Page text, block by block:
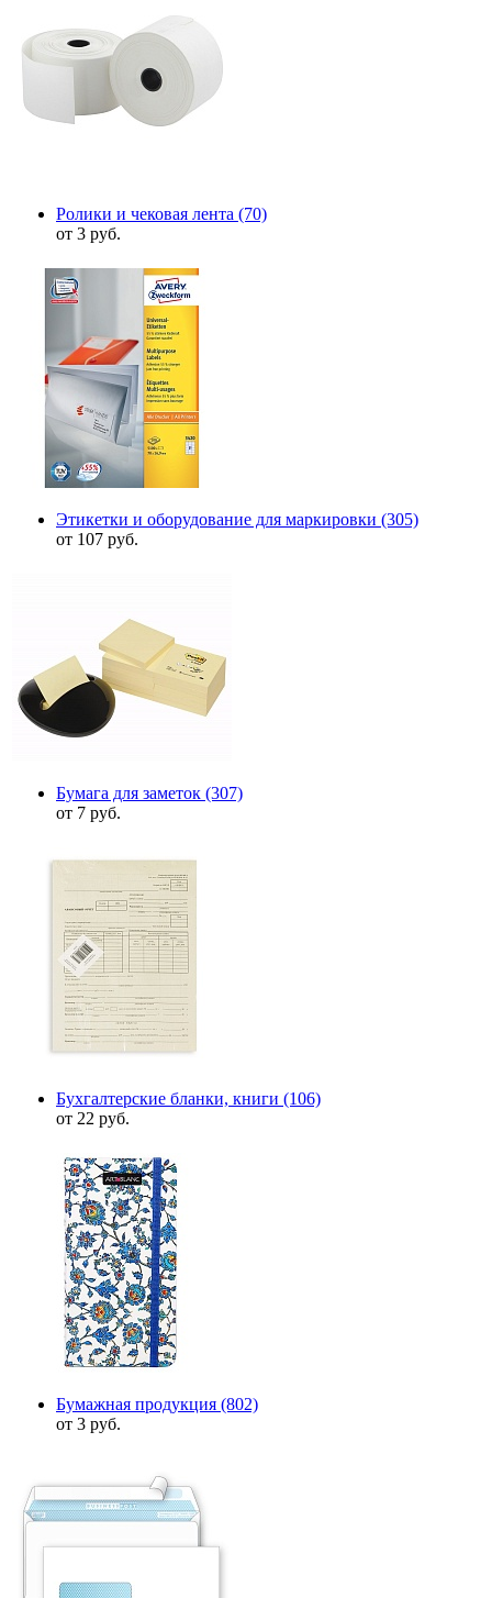
Ролики и чековая лента (70)
от 3 руб.
Этикетки и оборудование для маркировки (305)
от 107 руб.
Бумага для заметок (307)
от 7 руб.
Бухгалтерские бланки, книги (106)
от 22 руб.
Бумажная продукция (802)
от 3 руб.